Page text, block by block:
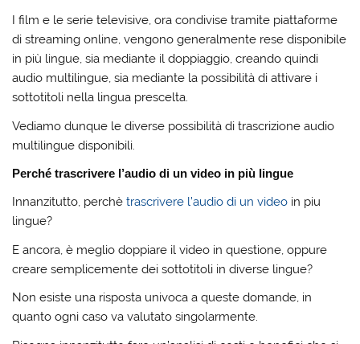
I film e le serie televisive, ora condivise tramite piattaforme
di streaming online, vengono generalmente rese disponibile
in più lingue, sia mediante il doppiaggio, creando quindi
audio multilingue, sia mediante la possibilità di attivare i
sottotitoli nella lingua prescelta.
Vediamo dunque le diverse possibilità di trascrizione audio
multilingue disponibili.
Perché trascrivere l’audio di un video in più lingue
Innanzitutto, perchètrascrivere l’audio di un video in piu
lingue?
E ancora, è meglio doppiare il video in questione, oppure
creare semplicemente dei sottotitoli in diverse lingue?
Non esiste una risposta univoca a queste domande, in
quanto ogni caso va valutato singolarmente.